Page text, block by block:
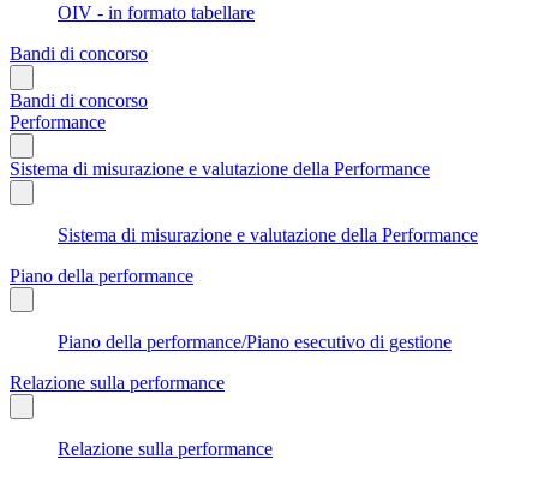
OIV - in formato tabellare
Bandi di concorso
Bandi di concorso
Performance
Sistema di misurazione e valutazione della Performance
Sistema di misurazione e valutazione della Performance
Piano della performance
Piano della performance/Piano esecutivo di gestione
Relazione sulla performance
Relazione sulla performance